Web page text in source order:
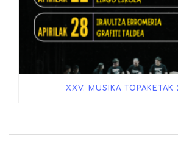
XXV. MUSIKA TOPAKETAK